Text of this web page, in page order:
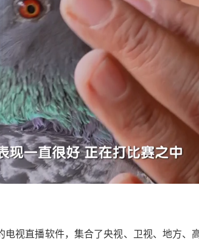
电视直播软件，集合了央视、卫视、地方、